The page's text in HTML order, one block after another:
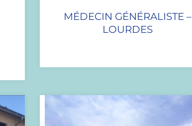
MÉDECIN GÉNÉRALISTE –
LOURDES